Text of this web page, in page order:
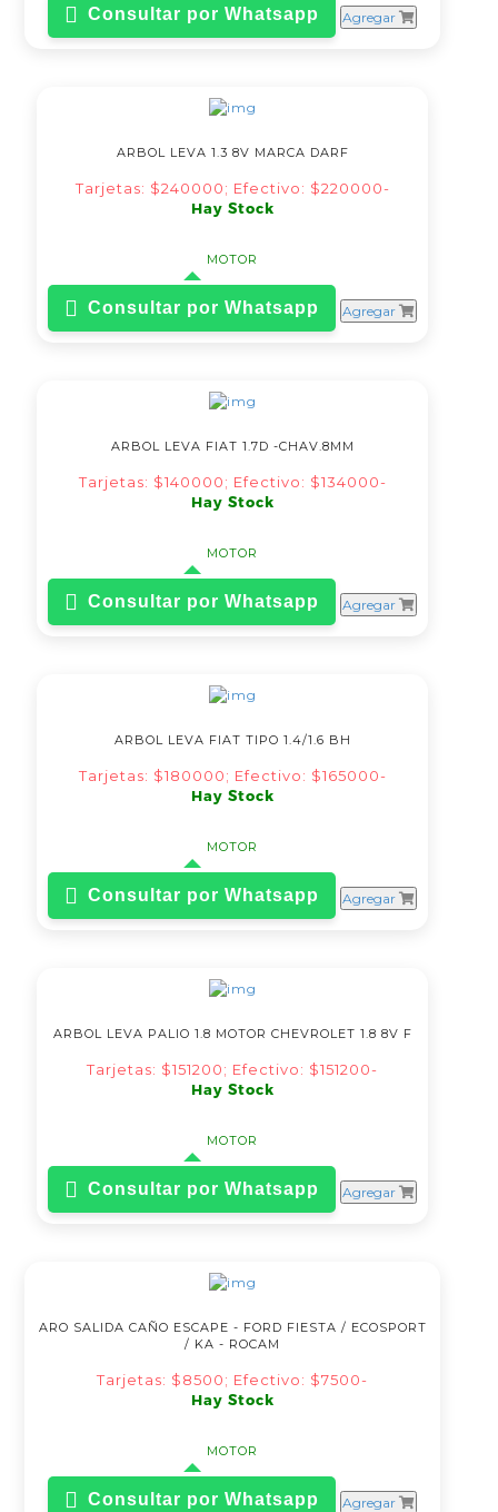
Consultar por Whatsapp Agregar
ARBOL LEVA 1.3 8V MARCA DARF
Tarjetas: $240000; Efectivo: $220000-
Hay Stock
MOTOR
Consultar por Whatsapp Agregar
ARBOL LEVA FIAT 1.7D -CHAV.8MM
Tarjetas: $140000; Efectivo: $134000-
Hay Stock
MOTOR
Consultar por Whatsapp Agregar
ARBOL LEVA FIAT TIPO 1.4/1.6 BH
Tarjetas: $180000; Efectivo: $165000-
Hay Stock
MOTOR
Consultar por Whatsapp Agregar
ARBOL LEVA PALIO 1.8 MOTOR CHEVROLET 1.8 8V F
Tarjetas: $151200; Efectivo: $151200-
Hay Stock
MOTOR
Consultar por Whatsapp Agregar
ARO SALIDA CAÑO ESCAPE - FORD FIESTA / ECOSPORT
/ KA - ROCAM
Tarjetas: $8500; Efectivo: $7500-
Hay Stock
MOTOR
Consultar por Whatsapp Agregar